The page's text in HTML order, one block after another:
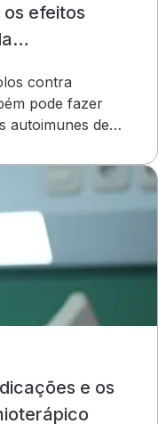
efeitos
contra
pode fazer
autoimunes de
e os